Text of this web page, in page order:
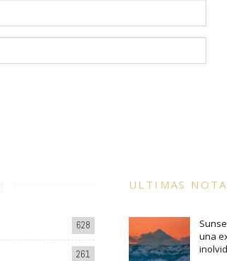
628
261
ULTIMAS
una